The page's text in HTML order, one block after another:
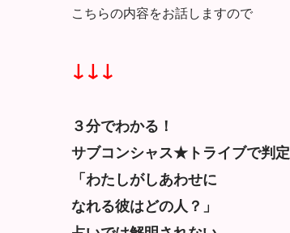
こちらの内容をお話しますので
↓↓↓
３分でわかる！
サブコンシャス★トライブで判定
「わたしがしあわせに
なれる彼はどの人？」